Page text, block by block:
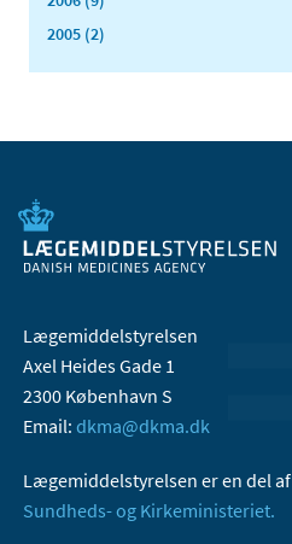
2005 (2)
Lægemiddelstyrelsen
Axel Heides Gade 1
2300 København S
Email: dkma@dkma.dk
Lægemiddelstyrelsen er en del af
Sundheds- og Kirkeministeriet.